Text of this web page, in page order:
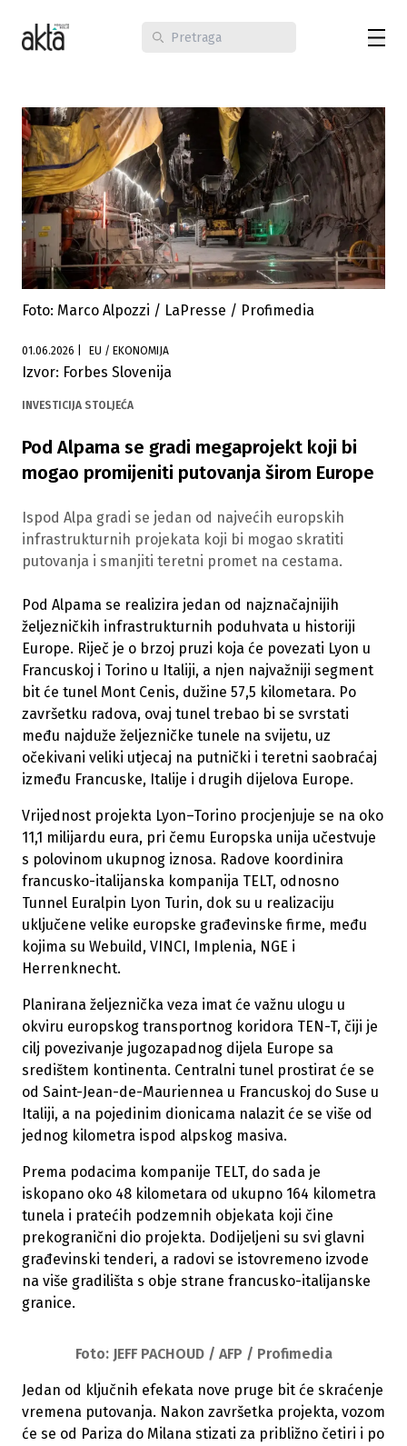
Foto: Marco Alpozzi / LaPresse / Profimedia
01.06.2026 EU / EKONOMIJA
Izvor: Forbes Slovenija
INVESTICIJA STOLJEĆA
Pod Alpama se gradi megaprojekt koji bi
mogao promijeniti putovanja širom Europe
Ispod Alpa gradi se jedan od najvećih europskih
infrastrukturnih projekata koji bi mogao skratiti
putovanja i smanjiti teretni promet na cestama.
Pod Alpama se realizira jedan od najznačajnijih
željezničkih infrastrukturnih poduhvata u historiji
Europe. Riječ je o brzoj pruzi koja će povezati Lyon u
Francuskoj i Torino u Italiji, a njen najvažniji segment
bit će tunel Mont Cenis, dužine 57,5 kilometara. Po
završetku radova, ovaj tunel trebao bi se svrstati
među najduže željezničke tunele na svijetu, uz
očekivani veliki utjecaj na putnički i teretni saobraćaj
između Francuske, Italije i drugih dijelova Europe.
Vrijednost projekta Lyon–Torino procjenjuje se na oko
11,1 milijardu eura, pri čemu Europska unija učestvuje
s polovinom ukupnog iznosa. Radove koordinira
francusko-italijanska kompanija TELT, odnosno
Tunnel Euralpin Lyon Turin, dok su u realizaciju
uključene velike europske građevinske firme, među
kojima su Webuild, VINCI, Implenia, NGE i
Herrenknecht.
Planirana željeznička veza imat će važnu ulogu u
okviru europskog transportnog koridora TEN-T, čiji je
cilj povezivanje jugozapadnog dijela Europe sa
središtem kontinenta. Centralni tunel prostirat će se
od Saint-Jean-de-Mauriennea u Francuskoj do Suse u
Italiji, a na pojedinim dionicama nalazit će se više od
jednog kilometra ispod alpskog masiva.
Prema podacima kompanije TELT, do sada je
iskopano oko 48 kilometara od ukupno 164 kilometra
tunela i pratećih podzemnih objekata koji čine
prekogranični dio projekta. Dodijeljeni su svi glavni
građevinski tenderi, a radovi se istovremeno izvode
na više gradilišta s obje strane francusko-italijanske
granice.
Foto: JEFF PACHOUD / AFP / Profimedia
Jedan od ključnih efekata nove pruge bit će skraćenje
vremena putovanja. Nakon završetka projekta, vozom
će se od Pariza do Milana stizati za približno četiri i po